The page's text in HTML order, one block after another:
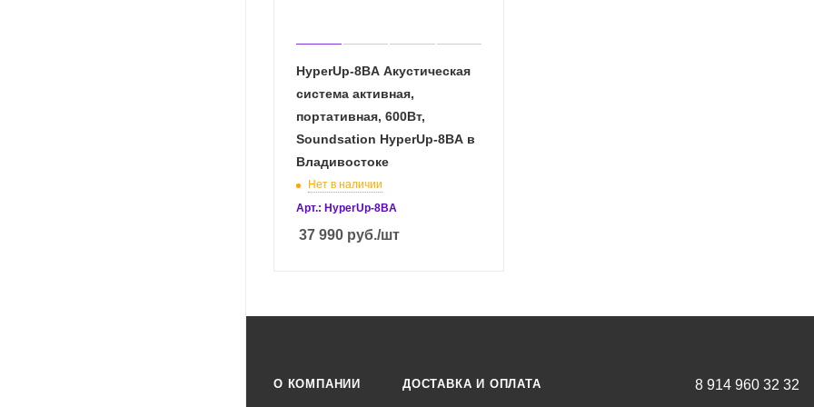
HyperUp-8BA Акустическая
система активная,
портативная, 600Вт,
Soundsation HyperUp-8BA в
Владивостоке
Нет в наличии
Арт.: HyperUp-8BA
37 990 руб./шт
О КОМПАНИИ ДОСТАВКА И ОПЛАТА 8 914 960 32 32